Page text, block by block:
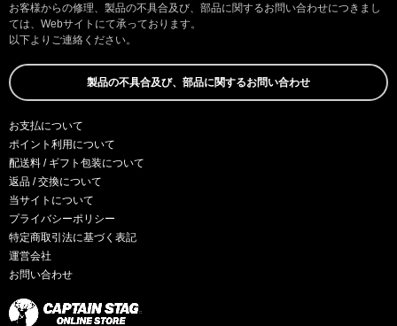
お客様からの修理、製品の不具合及び、部品に関するお問い合わせにつきまし
ては、Webサイトにて承っております。
以下よりご連絡ください。
製品の不具合及び、部品に関するお問い合わせ
お支払について
ポイント利用について
配送料 / ギフト包装について
返品 / 交換について
当サイトについて
プライバシーポリシー
特定商取引法に基づく表記
運営会社
お問い合わせ